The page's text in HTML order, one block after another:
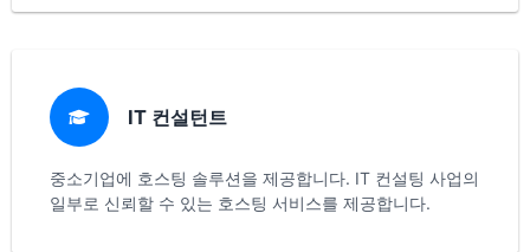
IT 컨설턴트
중소기업에 호스팅 솔루션을 제공합니다. IT 컨설팅 사업의
일부로 신뢰할 수 있는 호스팅 서비스를 제공합니다.